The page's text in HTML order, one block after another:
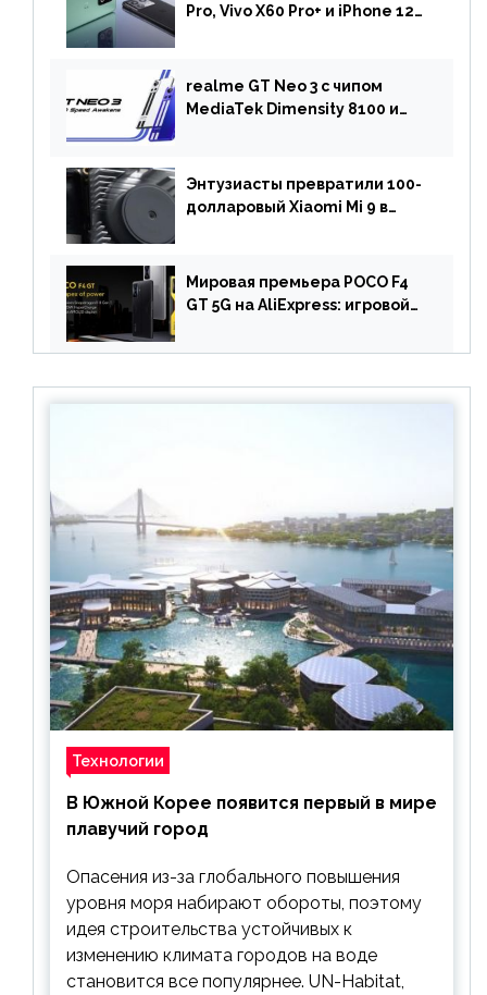
Pro, Vivo X60 Pro+ и iPhone 12
OnePlus 10 Pro
realme GT Neo 3 с чипом
MediaTek Dimensity 8100 и
Энтузиасты превратили 100-
долларовый Xiaomi Mi 9 в
Мировая премьера POCO F4
GT 5G на AliExpress: игровой
Snapdragon 8 Gen 1 по
Технологии
В Южной Корее появится первый в мире
плавучий город
Опасения из-за глобального повышения
уровня моря набирают обороты, поэтому
идея строительства устойчивых к
изменению климата городов на воде
становится все популярнее. UN-Habitat,